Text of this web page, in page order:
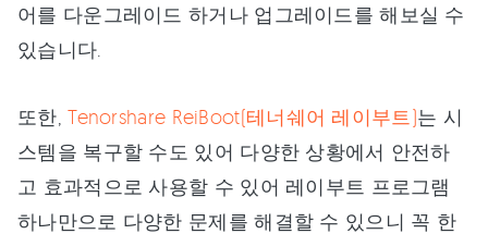
어를 다운그레이드 하거나 업그레이드를 해보실 수
있습니다.
또한,Tenorshare ReiBoot(테너쉐어 레이부트)는 시
스템을 복구할 수도 있어 다양한 상황에서 안전하
고 효과적으로 사용할 수 있어 레이부트 프로그램
하나만으로 다양한 문제를 해결할 수 있으니 꼭 한